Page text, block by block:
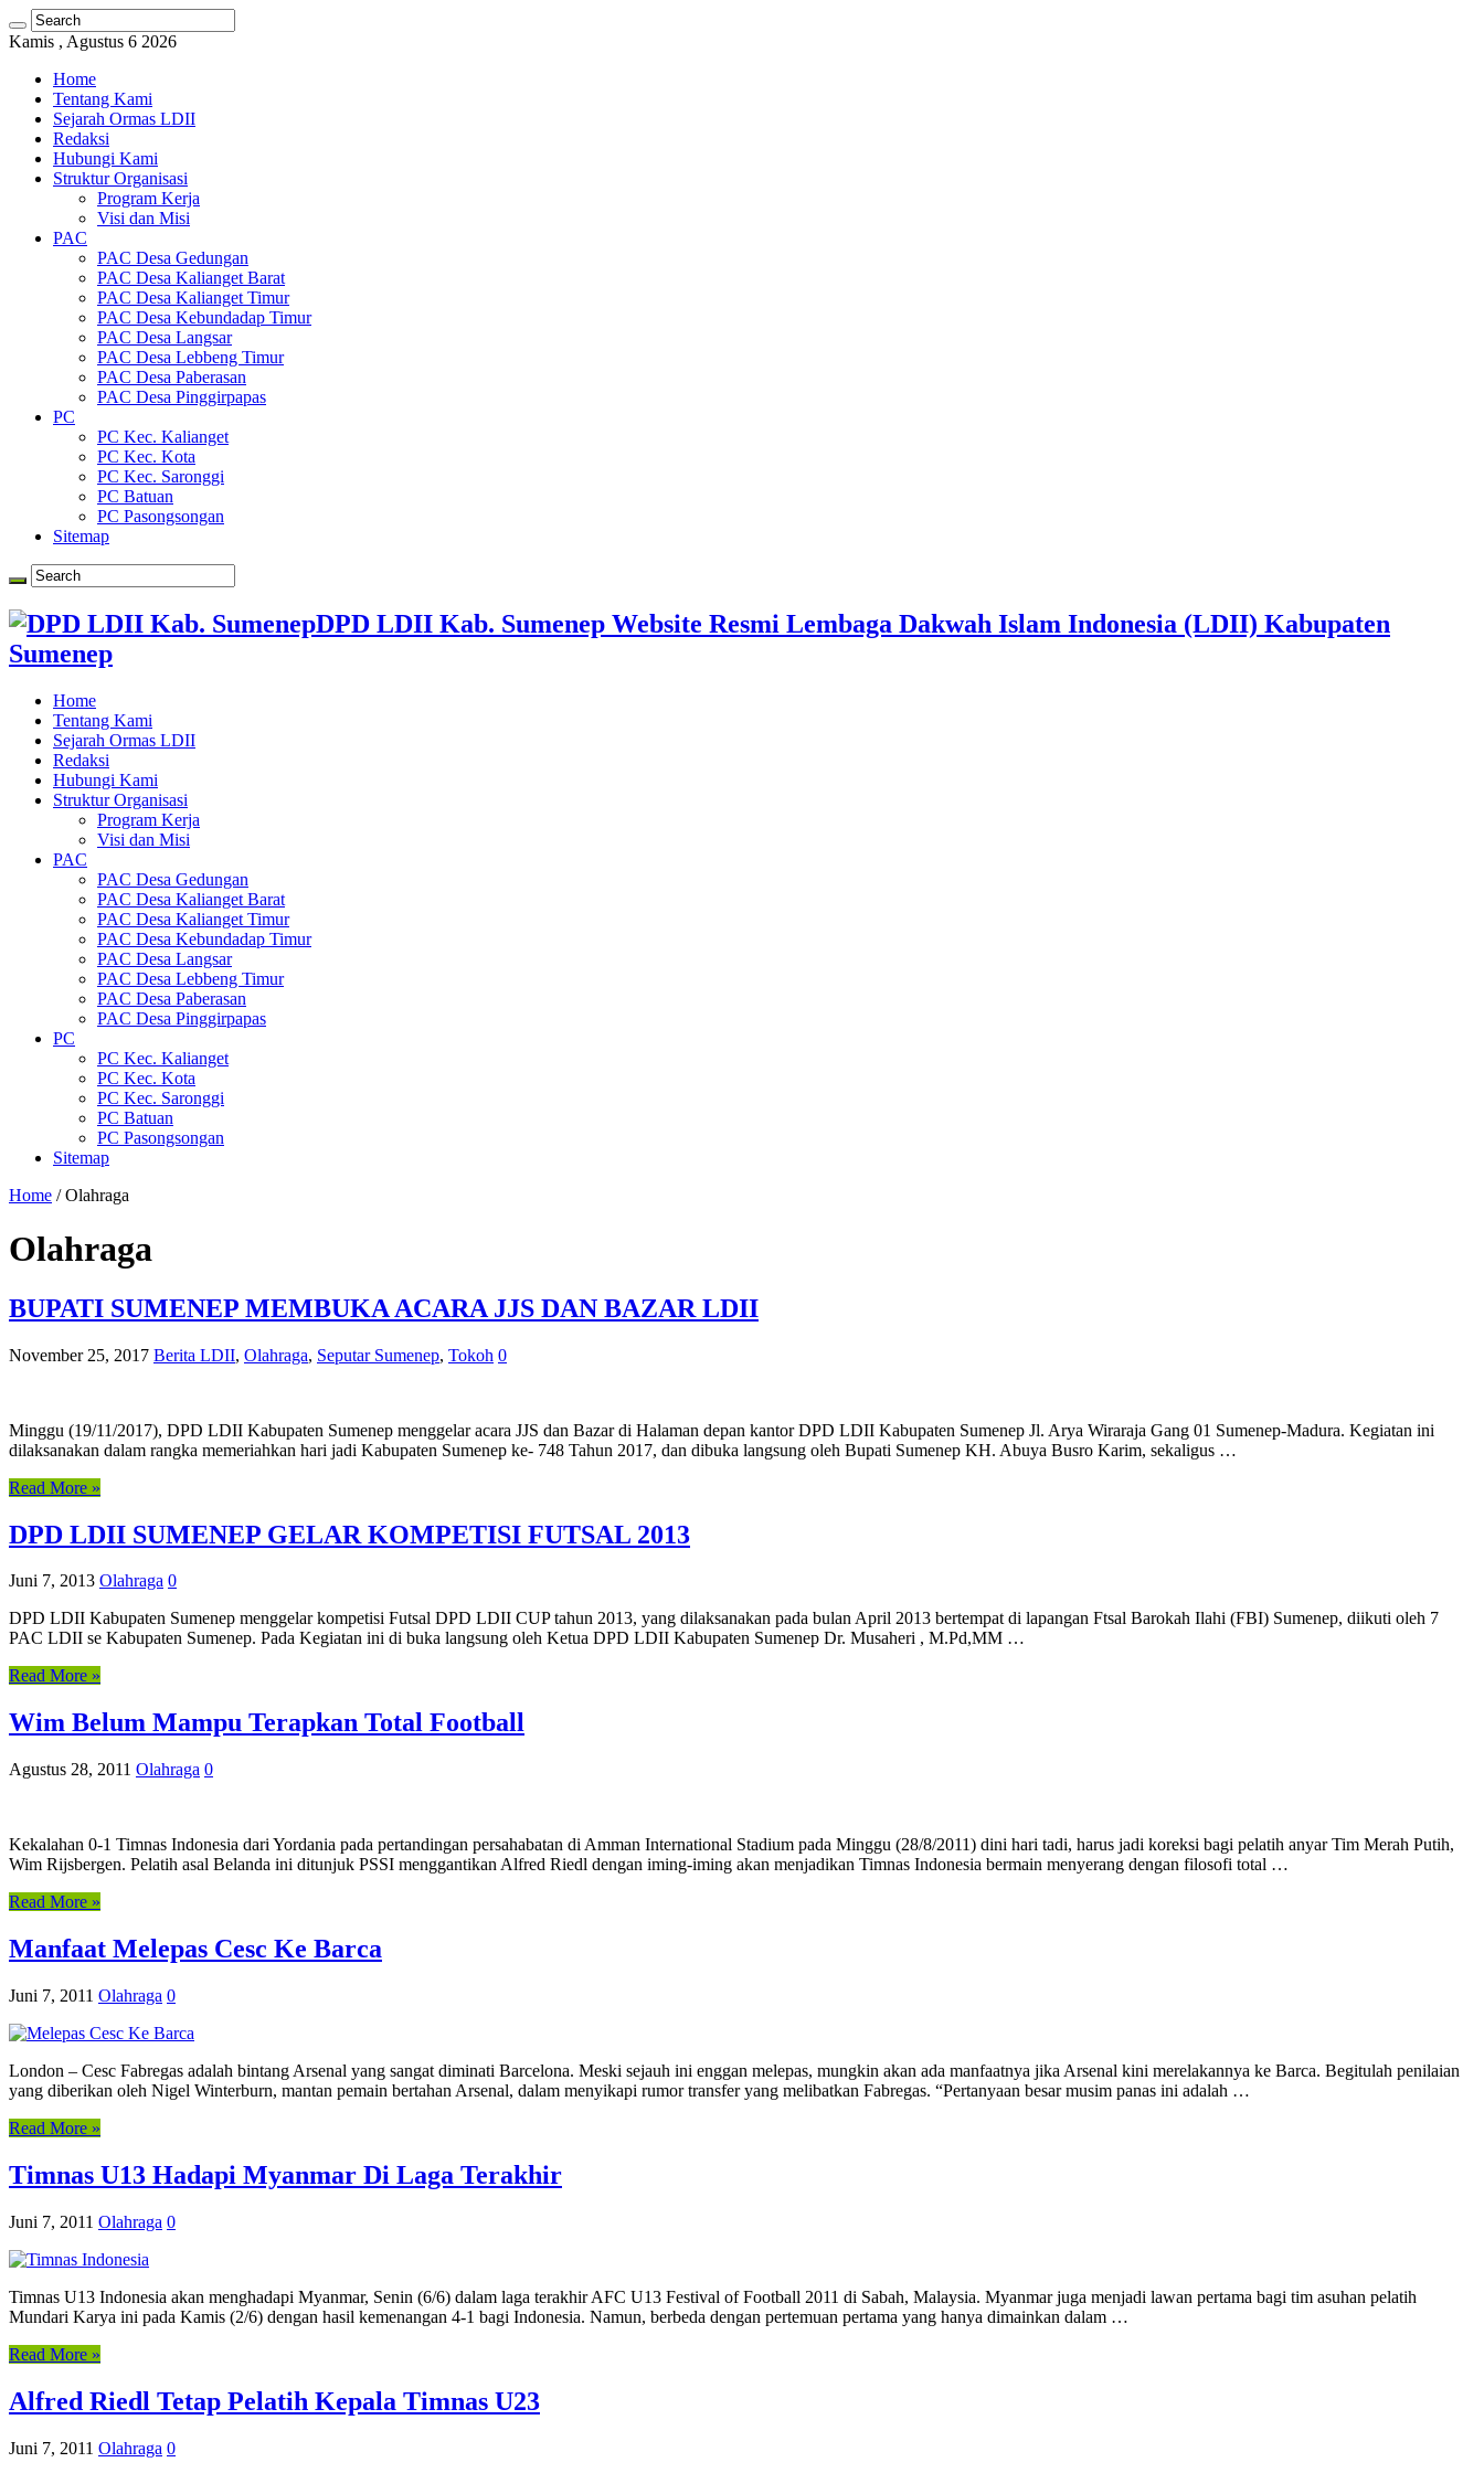
Kamis , Agustus 6 2026
Home
Tentang Kami
Sejarah Ormas LDII
Redaksi
Hubungi Kami
Struktur Organisasi
Program Kerja
Visi dan Misi
PAC
PAC Desa Gedungan
PAC Desa Kalianget Barat
PAC Desa Kalianget Timur
PAC Desa Kebundadap Timur
PAC Desa Langsar
PAC Desa Lebbeng Timur
PAC Desa Paberasan
PAC Desa Pinggirpapas
PC
PC Kec. Kalianget
PC Kec. Kota
PC Kec. Saronggi
PC Batuan
PC Pasongsongan
Sitemap
DPD LDII Kab. Sumenep Website Resmi Lembaga Dakwah Islam Indonesia (LDII) Kabupaten
Sumenep
Home
Tentang Kami
Sejarah Ormas LDII
Redaksi
Hubungi Kami
Struktur Organisasi
Program Kerja
Visi dan Misi
PAC
PAC Desa Gedungan
PAC Desa Kalianget Barat
PAC Desa Kalianget Timur
PAC Desa Kebundadap Timur
PAC Desa Langsar
PAC Desa Lebbeng Timur
PAC Desa Paberasan
PAC Desa Pinggirpapas
PC
PC Kec. Kalianget
PC Kec. Kota
PC Kec. Saronggi
PC Batuan
PC Pasongsongan
Sitemap
Home / Olahraga
Olahraga
BUPATI SUMENEP MEMBUKA ACARA JJS DAN BAZAR LDII
November 25, 2017 Berita LDII, Olahraga, Seputar Sumenep, Tokoh 0
Minggu (19/11/2017), DPD LDII Kabupaten Sumenep menggelar acara JJS dan Bazar di Halaman depan kantor DPD LDII Kabupaten Sumenep Jl. Arya Wiraraja Gang 01 Sumenep-Madura. Kegiatan ini
dilaksanakan dalam rangka memeriahkan hari jadi Kabupaten Sumenep ke- 748 Tahun 2017, dan dibuka langsung oleh Bupati Sumenep KH. Abuya Busro Karim, sekaligus …
Read More »
DPD LDII SUMENEP GELAR KOMPETISI FUTSAL 2013
Juni 7, 2013 Olahraga 0
DPD LDII Kabupaten Sumenep menggelar kompetisi Futsal DPD LDII CUP tahun 2013, yang dilaksanakan pada bulan April 2013 bertempat di lapangan Ftsal Barokah Ilahi (FBI) Sumenep, diikuti oleh 7
PAC LDII se Kabupaten Sumenep. Pada Kegiatan ini di buka langsung oleh Ketua DPD LDII Kabupaten Sumenep Dr. Musaheri , M.Pd,MM …
Read More »
Wim Belum Mampu Terapkan Total Football
Agustus 28, 2011 Olahraga 0
Kekalahan 0-1 Timnas Indonesia dari Yordania pada pertandingan persahabatan di Amman International Stadium pada Minggu (28/8/2011) dini hari tadi, harus jadi koreksi bagi pelatih anyar Tim Merah Putih,
Wim Rijsbergen. Pelatih asal Belanda ini ditunjuk PSSI menggantikan Alfred Riedl dengan iming-iming akan menjadikan Timnas Indonesia bermain menyerang dengan filosofi total …
Read More »
Manfaat Melepas Cesc Ke Barca
Juni 7, 2011 Olahraga 0
London – Cesc Fabregas adalah bintang Arsenal yang sangat diminati Barcelona. Meski sejauh ini enggan melepas, mungkin akan ada manfaatnya jika Arsenal kini merelakannya ke Barca. Begitulah penilaian
yang diberikan oleh Nigel Winterburn, mantan pemain bertahan Arsenal, dalam menyikapi rumor transfer yang melibatkan Fabregas. “Pertanyaan besar musim panas ini adalah …
Read More »
Timnas U13 Hadapi Myanmar Di Laga Terakhir
Juni 7, 2011 Olahraga 0
Timnas U13 Indonesia akan menghadapi Myanmar, Senin (6/6) dalam laga terakhir AFC U13 Festival of Football 2011 di Sabah, Malaysia. Myanmar juga menjadi lawan pertama bagi tim asuhan pelatih
Mundari Karya ini pada Kamis (2/6) dengan hasil kemenangan 4-1 bagi Indonesia. Namun, berbeda dengan pertemuan pertama yang hanya dimainkan dalam …
Read More »
Alfred Riedl Tetap Pelatih Kepala Timnas U23
Juni 7, 2011 Olahraga 0